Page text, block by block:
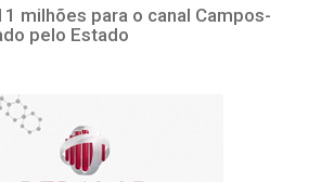
milhões para o canal Campos-
pelo Estado